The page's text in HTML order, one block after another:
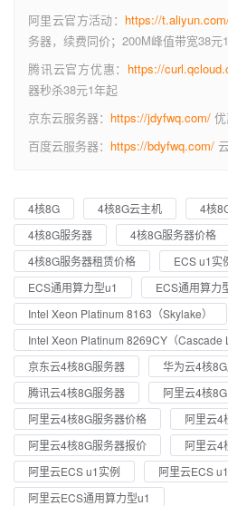
阿里云官方活动： https://
务器，续费同价；200M峰值带宽38元
腾讯云官方优惠： https://
器秒杀38元1年起
京东云服务器： https://jdyfwq.com/
百度云服务器： https://bdyfwq.com/
4核8G 4核8G云主机
4核
4核8G服务器
4核8G服务器价格
4核8G服务器租赁价格
ECS u1实
ECS通用算力型u1
ECS通用算力
Intel Xeon Platinum 8163（Skylake）
Intel Xeon Platinum 8269CY（Cascade
京东云4核8G服务器
华为云4核
腾讯云4核8G服务器
阿里云4核8G
阿里云4核8G服务器价格
阿里云4
阿里云4核8G服务器报价
阿里云4
阿里云ECS u1实例
阿里云ECS
阿里云ECS通用算力型u1